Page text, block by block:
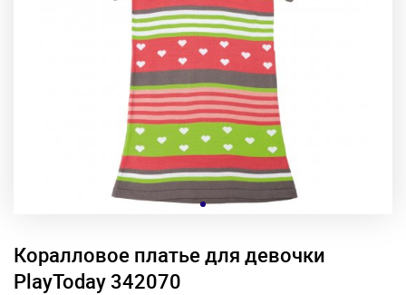
Коралловое платье для девочки
PlayToday 342070